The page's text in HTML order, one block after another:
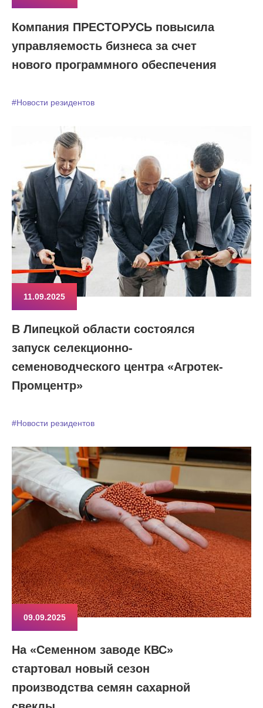
Компания ПРЕСТОРУСЬ повысила
управляемость бизнеса за счет
нового программного обеспечения
#Новости резидентов
11.09.2025
В Липецкой области состоялся
запуск селекционно-
семеноводческого центра «Агротек-
Промцентр»
#Новости резидентов
09.09.2025
На «Семенном заводе КВС»
стартовал новый сезон
производства семян сахарной